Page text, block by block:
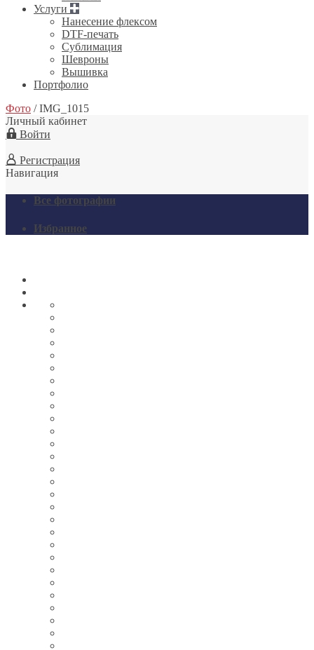
Услуги
Нанесение флексом
DTF-печать
Сублимация
Шевроны
Вышивка
Портфолио
Фото /IMG_1015
Личный кабинет
Войти
Регистрация
Навигация
Все фотографии
Избранное